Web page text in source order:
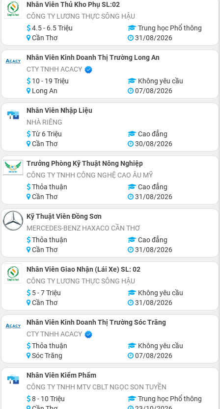
Nhân Viên Thủ Kho Phụ SL:02
CÔNG TY LƯƠNG THỰC SÔNG HẬU
4.5 - 6.5 Triệu
Trung học Phổ thông
Cần Thơ
31/08/2026
Nhân Viên Kinh Doanh Thị Trường Long An
CTY TNHH ACACY
10 - 19 Triệu
Không yêu cầu
Long An
07/08/2026
Nhân Viên Nhập Liệu
NHÀ RIÊNG
Từ 6 Triệu
Cao đẳng
Cần Thơ
30/08/2026
Trưởng Phòng Kỹ Thuật Nông Nghiệp
CÔNG TY TNHH CÔNG NGHỆ CAO ÂU MỸ
Thỏa thuận
Cao đẳng
Cần Thơ
31/08/2026
Kỹ Thuật Viên Đồng Sơn
MERCEDES-BENZ HAXACO CẦN THƠ
Thỏa thuận
Cao đẳng
Cần Thơ
31/08/2026
Nhân Viên Giao Nhận (Lái Xe) SL: 02
CÔNG TY LƯƠNG THỰC SÔNG HẬU
5 - 7 Triệu
Không yêu cầu
Cần Thơ
31/08/2026
Nhân Viên Kinh Doanh Thị Trường Sóc Trăng
CTY TNHH ACACY
Thỏa thuận
Không yêu cầu
Sóc Trăng
07/08/2026
Nhân Viên Kiểm Phẩm
CÔNG TY TNHH MTV CBLT NGỌC SON TUYỀN
8 - 10 Triệu
Trung học Phổ thông